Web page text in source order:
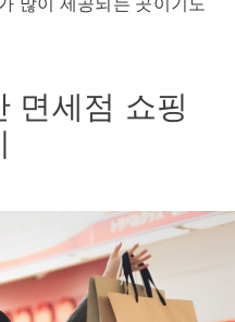
면세점 쇼핑